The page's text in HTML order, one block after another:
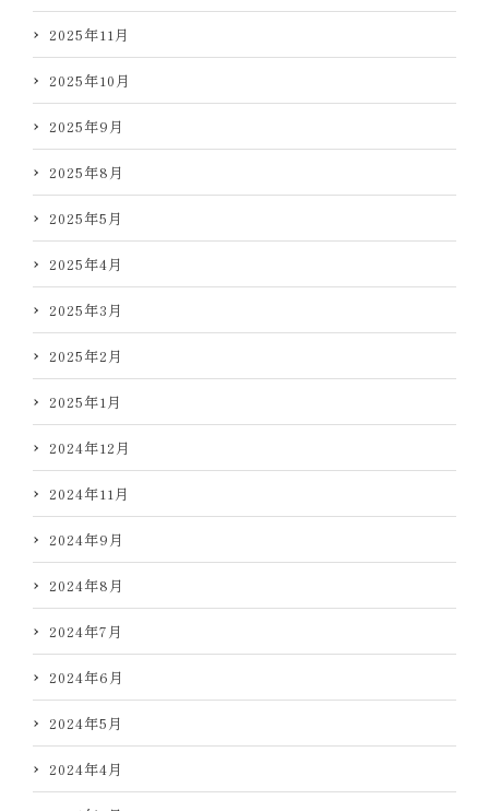
2025年11月
2025年10月
2025年9月
2025年8月
2025年5月
2025年4月
2025年3月
2025年2月
2025年1月
2024年12月
2024年11月
2024年9月
2024年8月
2024年7月
2024年6月
2024年5月
2024年4月